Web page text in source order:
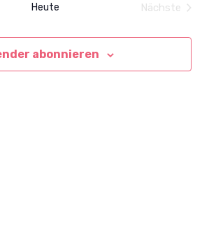
Heute
Nächste
abonnieren